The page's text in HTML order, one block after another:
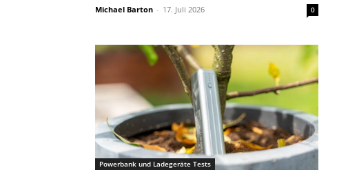
Michael Barton - 17. Juli 2026 0
Powerbank und Ladegeräte Tests